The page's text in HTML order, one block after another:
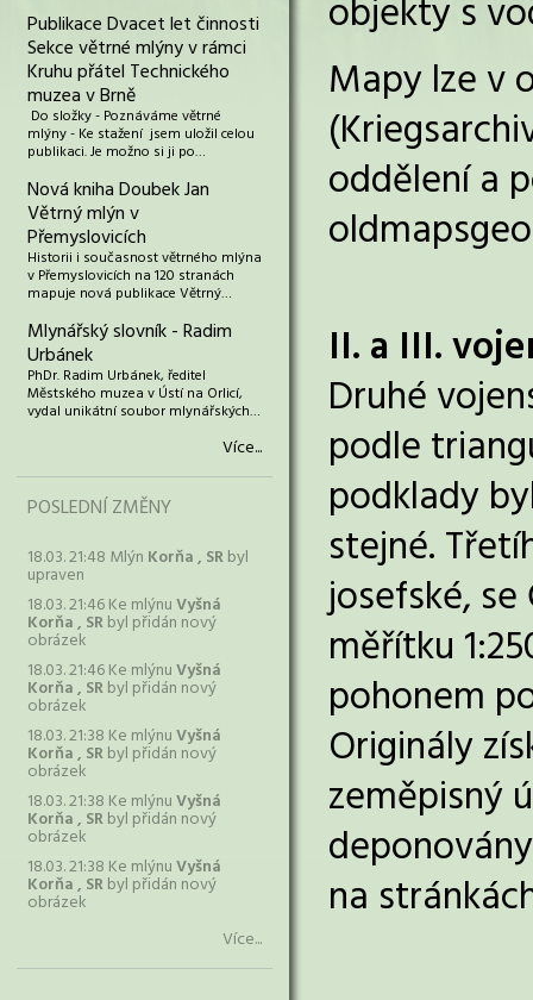
Publikace Dvacet let činnosti
Sekce větrné mlýny v rámci
Kruhu přátel Technického
muzea v Brně
Do složky - Poznáváme větrné
mlýny - Ke stažení jsem uložil celou
publikaci. Je možno si ji po…
Nová kniha Doubek Jan
Větrný mlýn v
Přemyslovicích
Historii i současnost větrného mlýna
v Přemyslovicích na 120 stranách
mapuje nová publikace Větrný…
Mlynářský slovník - Radim
Urbánek
PhDr. Radim Urbánek, ředitel
Městského muzea v Ústí na Orlicí,
vydal unikátní soubor mlynářských…
Více...
POSLEDNÍ ZMĚNY
18.03. 21:48 Mlýn Korňa , SRbyl
upraven
18.03. 21:46 Ke mlýnuVyšná
Korňa , SRbyl přidán nový
obrázek
18.03. 21:46 Ke mlýnuVyšná
Korňa , SRbyl přidán nový
obrázek
18.03. 21:38 Ke mlýnuVyšná
Korňa , SRbyl přidán nový
obrázek
18.03. 21:38 Ke mlýnuVyšná
Korňa , SRbyl přidán nový
obrázek
18.03. 21:38 Ke mlýnuVyšná
Korňa , SRbyl přidán nový
obrázek
Více...
objekty s
Mapy lze v
oddělení a
II. a III.
Druhé
podle
podklady
stejné.
josefské, se
měřítku
pohonem
Originály
zeměpisný
na